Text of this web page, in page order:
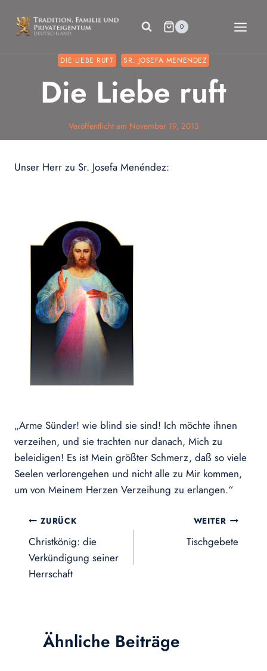
Inhalt
springen
0
DIE LIEBE RUFT SR. JOSEFA MENENDEZ
Die Liebe ruft
Veröffentlicht am November 19, 2013
Unser Herr zu Sr. Josefa Menéndez:
„Arme Sünder! wie blind sie sind! Ich möchte ihnen
verzeihen, und sie trachten nur danach, Mich zu
beleidigen! Es ist Mein größter Schmerz, daß so viele
Seelen verlorengehen und nicht alle zu Mir kommen,
um von Meinem Herzen Verzeihung zu erlangen.“
Beitragsnavigation
ZURÜCK
Christkönig: die
Verkündigung seiner
Herrschaft
WEITER
Tischgebete
Ähnliche Beiträge